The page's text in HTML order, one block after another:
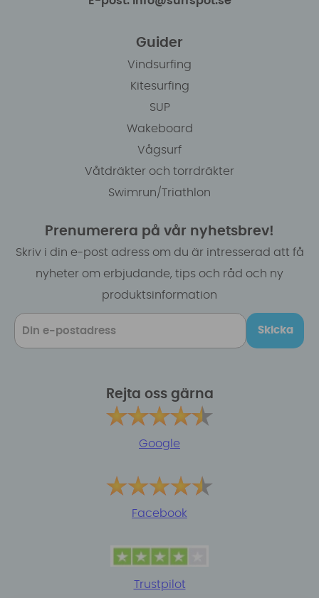
Guider
Vindsurfing
Kitesurfing
SUP
Wakeboard
Vågsurf
Våtdräkter och torrdräkter
Swimrun/Triathlon
Prenumerera på vår nyhetsbrev!
Skriv i din e-post adress om du är intresserad att få
nyheter om erbjudande, tips och råd och ny
produktsinformation
Skicka
Rejta oss gärna
Google
Facebook
Trustpilot